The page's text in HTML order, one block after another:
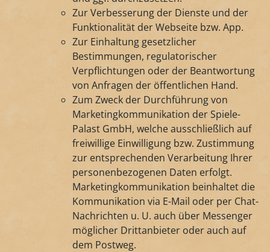
Zur Verbesserung der Dienste und der
Funktionalität der Webseite bzw. App.
Zur Einhaltung gesetzlicher
Bestimmungen, regulatorischer
Verpflichtungen oder der Beantwortung
von Anfragen der öffentlichen Hand.
Zum Zweck der Durchführung von
Marketingkommunikation der Spiele-
Palast GmbH, welche ausschließlich auf
freiwillige Einwilligung bzw. Zustimmung
zur entsprechenden Verarbeitung Ihrer
personenbezogenen Daten erfolgt.
Marketingkommunikation beinhaltet die
Kommunikation via E-Mail oder per Chat-
Nachrichten u. U. auch über Messenger
möglicher Drittanbieter oder auch auf
dem Postweg.